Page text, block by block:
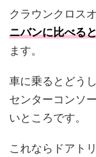
クラウンクロス
ニバンに比べる
ます。
車に乗るとどう
センターコンソ
いところです。
これならドアト